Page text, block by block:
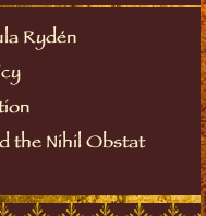
Rydén
the Nihil Obstat